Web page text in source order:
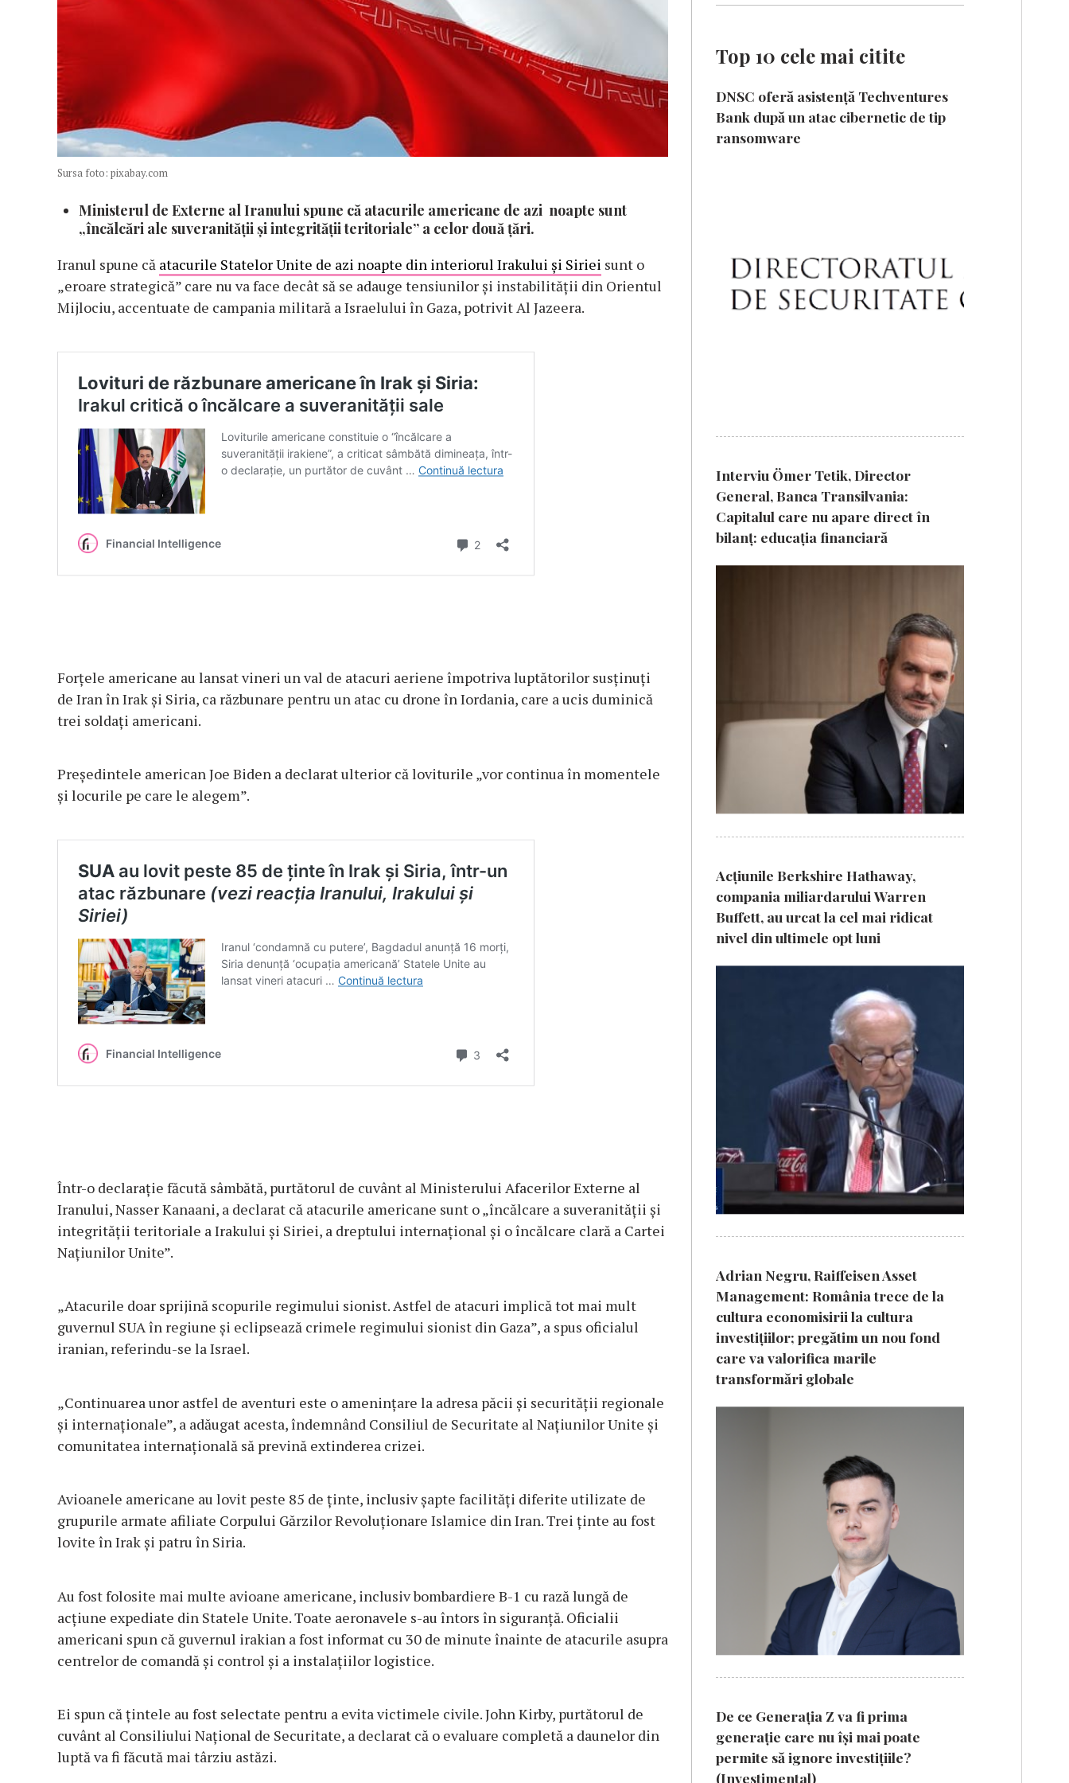
Sursa foto: pixabay.com
Ministerul de Externe al Iranului spune că atacurile americane de azi noapte sunt
„încălcări ale suveranității și integrității teritoriale” a celor două țări.
Iranul spune că atacurile Statelor Unite de azi noapte din interiorul Irakului și Siriei sunt o
„eroare strategică” care nu va face decât să se adauge tensiunilor și instabilității din Orientul
Mijlociu, accentuate de campania militară a Israelului în Gaza, potrivit Al Jazeera.
Forțele americane au lansat vineri un val de atacuri aeriene împotriva luptătorilor susținuți
de Iran în Irak și Siria, ca răzbunare pentru un atac cu drone în Iordania, care a ucis duminică
trei soldați americani.
Președintele american Joe Biden a declarat ulterior că loviturile „vor continua în momentele
și locurile pe care le alegem”.
Într-o declarație făcută sâmbătă, purtătorul de cuvânt al Ministerului Afacerilor Externe al
Iranului, Nasser Kanaani, a declarat că atacurile americane sunt o „încălcare a suveranității și
integrității teritoriale a Irakului și Siriei, a dreptului internațional și o încălcare clară a Cartei
Națiunilor Unite”.
„Atacurile doar sprijină scopurile regimului sionist. Astfel de atacuri implică tot mai mult
guvernul SUA în regiune și eclipsează crimele regimului sionist din Gaza”, a spus oficialul
iranian, referindu-se la Israel.
„Continuarea unor astfel de aventuri este o amenințare la adresa păcii și securității regionale
și internaționale”, a adăugat acesta, îndemnând Consiliul de Securitate al Națiunilor Unite și
comunitatea internațională să prevină extinderea crizei.
Avioanele americane au lovit peste 85 de ținte, inclusiv șapte facilități diferite utilizate de
grupurile armate afiliate Corpului Gărzilor Revoluționare Islamice din Iran. Trei ținte au fost
lovite în Irak și patru în Siria.
Au fost folosite mai multe avioane americane, inclusiv bombardiere B-1 cu rază lungă de
acțiune expediate din Statele Unite. Toate aeronavele s-au întors în siguranță. Oficialii
americani spun că guvernul irakian a fost informat cu 30 de minute înainte de atacurile asupra
centrelor de comandă și control și a instalațiilor logistice.
Ei spun că țintele au fost selectate pentru a evita victimele civile. John Kirby, purtătorul de
cuvânt al Consiliului Național de Securitate, a declarat că o evaluare completă a daunelor din
luptă va fi făcută mai târziu astăzi.
Top 10 cele mai citite
DNSC oferă asistență Techventures
Bank după un atac cibernetic de tip
ransomware
Interviu Ömer Tetik, Director
General, Banca Transilvania:
Capitalul care nu apare direct în
bilanț: educația financiară
Acțiunile Berkshire Hathaway,
compania miliardarului Warren
Buffett, au urcat la cel mai ridicat
nivel din ultimele opt luni
Adrian Negru, Raiffeisen Asset
Management: România trece de la
cultura economisirii la cultura
investițiilor; pregătim un nou fond
care va valorifica marile
transformări globale
De ce Generația Z va fi prima
generație care nu își mai poate
permite să ignore investițiile?
(Investimental)